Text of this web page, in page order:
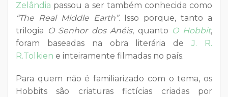
Zelândia passou a ser também conhecida como
“The Real Middle Earth”. Isso porque, tanto a
trilogia O Senhor dos Anéis, quanto O Hobbit,
foram baseadas na obra literária deJ. R.
R.Tolkien e inteiramente filmadas no país.
Para quem não é familiarizado com o tema, os
Hobbits são criaturas fictícias criadas por